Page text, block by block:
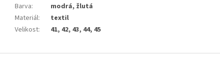
Barva:
modrá, žlutá
Materiál:
textil
Velikost: 41, 42, 43, 44, 45